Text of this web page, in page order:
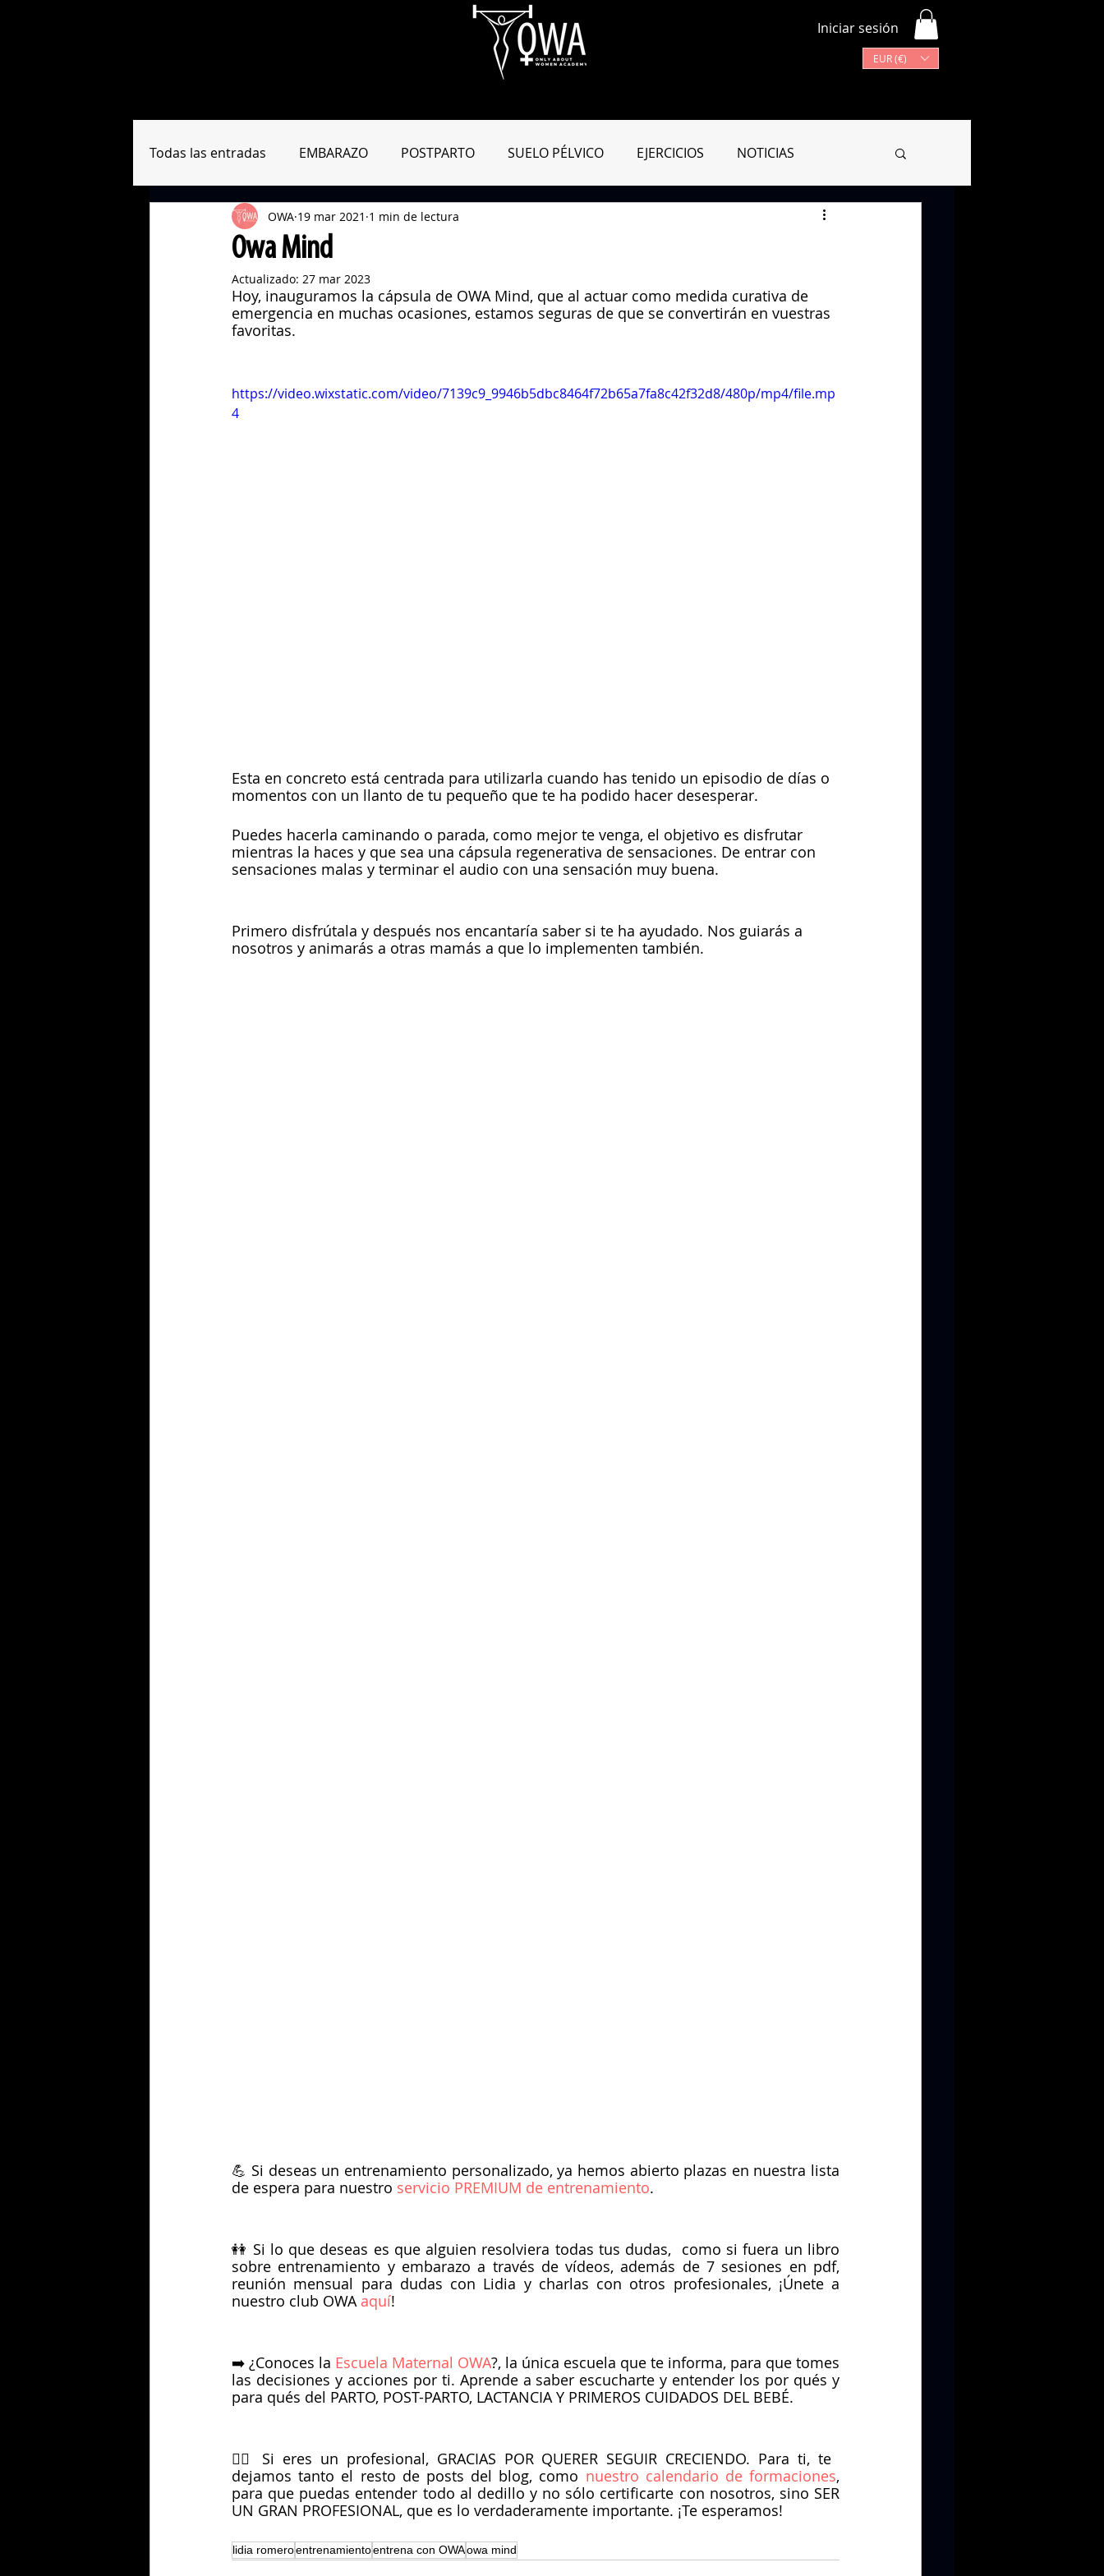
Iniciar sesión
EUR (€)
Todas las entradas EMBARAZO POSTPARTO SUELO PÉLVICO EJERCICIOS NOTICIAS
RESUMEN PAPERS HERRAMIENTAS ENTRENAMIENTO
Owa Mind
OWA 19 mar 2021 1 min de lectura
Actualizado: 27 mar 2023
Hoy, inauguramos la cápsula de OWA Mind, que al actuar como medida curativa de
emergencia en muchas ocasiones, estamos seguras de que se convertirán en vuestras
favoritas.
https://video.wixstatic.com/video/7139c9_9946b5dbc8464f72b65a7fa8c42f32d8/480p/mp4/file.mp
4
Esta en concreto está centrada para utilizarla cuando has tenido un episodio de días o
momentos con un llanto de tu pequeño que te ha podido hacer desesperar.
Puedes hacerla caminando o parada, como mejor te venga, el objetivo es disfrutar
mientras la haces y que sea una cápsula regenerativa de sensaciones. De entrar con
sensaciones malas y terminar el audio con una sensación muy buena.
Primero disfrútala y después nos encantaría saber si te ha ayudado. Nos guiarás a
nosotros y animarás a otras mamás a que lo implementen también.
💪 Si deseas un entrenamiento personalizado, ya hemos abierto plazas en nuestra lista
de espera para nuestro servicio PREMIUM de entrenamiento.
👭 Si lo que deseas es que alguien resolviera todas tus dudas,  como si fuera un libro
sobre entrenamiento y embarazo a través de vídeos, además de 7 sesiones en pdf,
reunión mensual para dudas con Lidia y charlas con otros profesionales, ¡Únete a
nuestro club OWA aquí!
➡️ ¿Conoces la Escuela Maternal OWA?, la única escuela que te informa, para que tomes
las decisiones y acciones por ti. Aprende a saber escucharte y entender los por qués y
para qués del PARTO, POST-PARTO, LACTANCIA Y PRIMEROS CUIDADOS DEL BEBÉ.
🏋️‍♀️ Si eres un profesional, GRACIAS POR QUERER SEGUIR CRECIENDO. Para ti, te
dejamos tanto el resto de posts del blog, como nuestro calendario de formaciones,
para que puedas entender todo al dedillo y no sólo certificarte con nosotros, sino SER
UN GRAN PROFESIONAL, que es lo verdaderamente importante. ¡Te esperamos!
lidia romeroentrenamientoentrena con OWAowa mind